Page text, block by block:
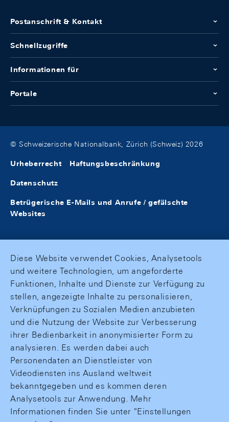
Postanschrift & Kontakt
Schnellzugriffe
Informationen für
Portale
© Schweizerische Nationalbank, Zürich (Schweiz) 2026
Urheberrecht Haftungsbeschränkung
Datenschutz
Betrügerische E-Mails und Anrufe / gefälschte
Websites
Diese Website verwendet Cookies, Analysetools
und weitere Technologien, um angeforderte
Funktionen, Inhalte und Dienste zur Verfügung zu
stellen, angezeigte Inhalte zu personalisieren,
Verknüpfungen zu Sozialen Medien anzubieten
und die Nutzung der Website zur Verbesserung
ihrer Bedienbarkeit in anonymisierter Form zu
analysieren. Es werden dabei auch
Personendaten an Dienstleister von
Videodiensten ins Ausland weltweit
bekanntgegeben und es kommen deren
Analysetools zur Anwendung. Mehr
Informationen finden Sie unter "Einstellungen